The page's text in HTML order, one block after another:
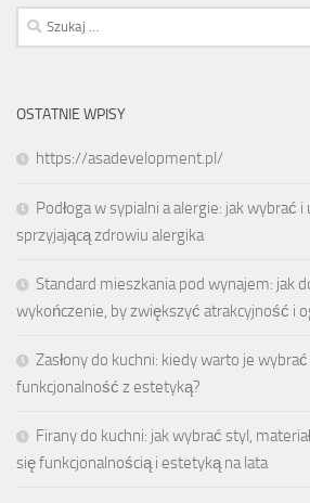
Szukaj:
OSTATNIE WPISY
https://asadevelopment.pl/
Podłoga w sypialni a alergie: jak wybrać
sprzyjającą zdrowiu alergika
Standard mieszkania pod wynajem: jak
wykończenie, by zwiększyć atrakcyjność i
Zasłony do kuchni: kiedy warto je wybrać
funkcjonalność z estetyką?
Firany do kuchni: jak wybrać styl,
się funkcjonalnością i estetyką na lata